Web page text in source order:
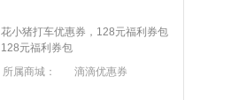
花小猪打车优惠券，128元福利券包
128元福利券包
所属商城：
滴滴优惠券